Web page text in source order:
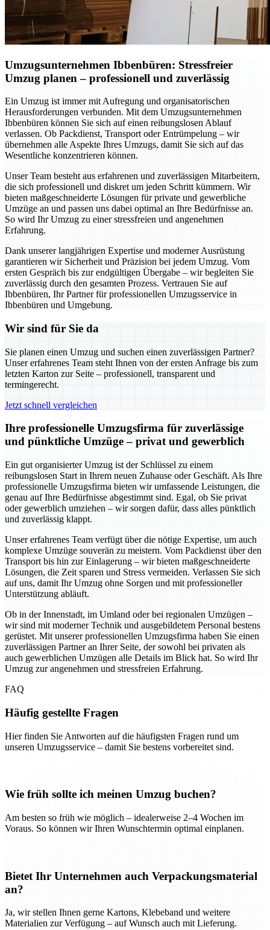
Umzugsunternehmen Ibbenbüren: Stressfreier
Umzug planen – professionell und zuverlässig
Ein Umzug ist immer mit Aufregung und organisatorischen
Herausforderungen verbunden. Mit dem Umzugsunternehmen
Ibbenbüren können Sie sich auf einen reibungslosen Ablauf
verlassen. Ob Packdienst, Transport oder Entrümpelung – wir
übernehmen alle Aspekte Ihres Umzugs, damit Sie sich auf das
Wesentliche konzentrieren können.
Unser Team besteht aus erfahrenen und zuverlässigen Mitarbeitern,
die sich professionell und diskret um jeden Schritt kümmern. Wir
bieten maßgeschneiderte Lösungen für private und gewerbliche
Umzüge an und passen uns dabei optimal an Ihre Bedürfnisse an.
So wird Ihr Umzug zu einer stressfreien und angenehmen
Erfahrung.
Dank unserer langjährigen Expertise und moderner Ausrüstung
garantieren wir Sicherheit und Präzision bei jedem Umzug. Vom
ersten Gespräch bis zur endgültigen Übergabe – wir begleiten Sie
zuverlässig durch den gesamten Prozess. Vertrauen Sie auf
Ibbenbüren, Ihr Partner für professionellen Umzugsservice in
Ibbenbüren und Umgebung.
Wir sind für Sie da
Sie planen einen Umzug und suchen einen zuverlässigen Partner?
Unser erfahrenes Team steht Ihnen von der ersten Anfrage bis zum
letzten Karton zur Seite – professionell, transparent und
termingerecht.
Jetzt schnell vergleichen
Ihre professionelle Umzugsfirma für zuverlässige
und pünktliche Umzüge – privat und gewerblich
Ein gut organisierter Umzug ist der Schlüssel zu einem
reibungslosen Start in Ihrem neuen Zuhause oder Geschäft. Als Ihre
professionelle Umzugsfirma bieten wir umfassende Leistungen, die
genau auf Ihre Bedürfnisse abgestimmt sind. Egal, ob Sie privat
oder gewerblich umziehen – wir sorgen dafür, dass alles pünktlich
und zuverlässig klappt.
Unser erfahrenes Team verfügt über die nötige Expertise, um auch
komplexe Umzüge souverän zu meistern. Vom Packdienst über den
Transport bis hin zur Einlagerung – wir bieten maßgeschneiderte
Lösungen, die Zeit sparen und Stress vermeiden. Verlassen Sie sich
auf uns, damit Ihr Umzug ohne Sorgen und mit professioneller
Unterstützung abläuft.
Ob in der Innenstadt, im Umland oder bei regionalen Umzügen –
wir sind mit moderner Technik und ausgebildetem Personal bestens
gerüstet. Mit unserer professionellen Umzugsfirma haben Sie einen
zuverlässigen Partner an Ihrer Seite, der sowohl bei privaten als
auch gewerblichen Umzügen alle Details im Blick hat. So wird Ihr
Umzug zur angenehmen und stressfreien Erfahrung.
FAQ
Häufig gestellte Fragen
Hier finden Sie Antworten auf die häufigsten Fragen rund um
unseren Umzugsservice – damit Sie bestens vorbereitet sind.
Wie früh sollte ich meinen Umzug buchen?
Am besten so früh wie möglich – idealerweise 2–4 Wochen im
Voraus. So können wir Ihren Wunschtermin optimal einplanen.
Bietet Ihr Unternehmen auch Verpackungsmaterial
an?
Ja, wir stellen Ihnen gerne Kartons, Klebeband und weitere
Materialien zur Verfügung – auf Wunsch auch mit Lieferung.